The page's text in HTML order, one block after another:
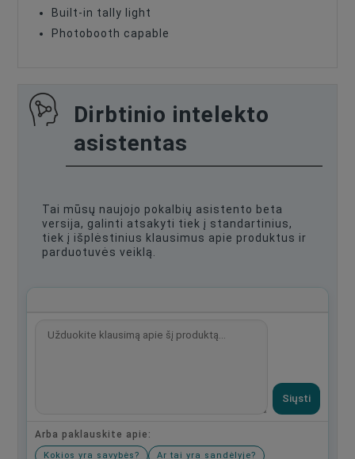
Built-in tally light
Photobooth capable
Dirbtinio intelekto
asistentas
Tai mūsų naujojo pokalbių asistento beta
versija, galinti atsakyti tiek į standartinius,
tiek į išplėstinius klausimus apie produktus ir
parduotuvės veiklą.
Siųsti
Arba paklauskite apie:
Kokios yra savybės?
Ar tai yra sandėlyje?